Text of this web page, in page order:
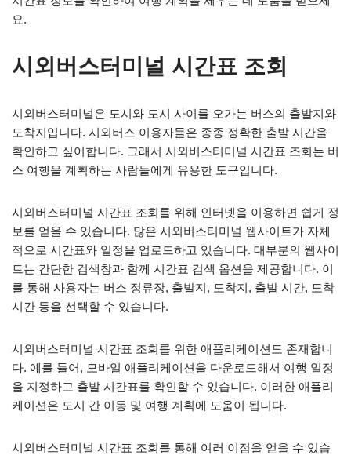
요.
시외버스터미널 시간표 조회
시외버스터미널은 도시와 도시 사이를 오가는 버스의 출발지와
도착지입니다. 시외버스 이용자들은 종종 정확한 출발 시간을
확인하고 싶어합니다. 그래서 시외버스터미널 시간표 조회는 버
스 여행을 계획하는 사람들에게 유용한 도구입니다.
시외버스터미널 시간표 조회를 위해 인터넷을 이용하면 쉽게 정
보를 얻을 수 있습니다. 많은 시외버스터미널 웹사이트가 자체
적으로 시간표와 일정을 업로드하고 있습니다. 대부분의 웹사이
트는 간단한 검색창과 함께 시간표 검색 옵션을 제공합니다. 이
를 통해 사용자는 버스 정류장, 출발지, 도착지, 출발 시간, 도착
시간 등을 선택할 수 있습니다.
시외버스터미널 시간표 조회를 위한 애플리케이션도 존재합니
다. 예를 들어, 모바일 애플리케이션을 다운로드해서 여행 일정
을 지정하고 출발 시간표를 확인할 수 있습니다. 이러한 애플리
케이션은 도시 간 이동 및 여행 계획에 도움이 됩니다.
시외버스터미널 시간표 조회를 통해 여러 이점을 얻을 수 있습